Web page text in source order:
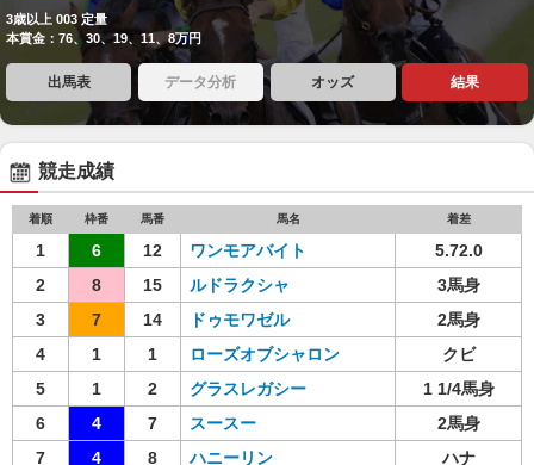
3歳以上 003 定量
本賞金：76、30、19、11、8万円
出馬表 データ分析 オッズ 結果
競走成績
着順 枠番 馬番 馬名 着差
1 6 12 ワンモアバイト
5.72.0
2
8 15 ルドラクシャ
3馬身
3
7 14 ドゥモワゼル
2馬身
4
1 1 ローズオブシャロン
クビ
5
1 2 グラスレガシー
1 1/4馬身
6
4 7 スースー
2馬身
7
4 8 ハニーリン
ハナ